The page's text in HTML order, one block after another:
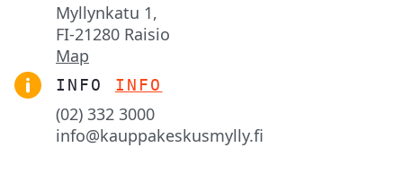
Myllynkatu 1,
FI-21280 Raisio
Map
INFO INFO
(02) 332 3000
info@kauppakeskusmylly.fi